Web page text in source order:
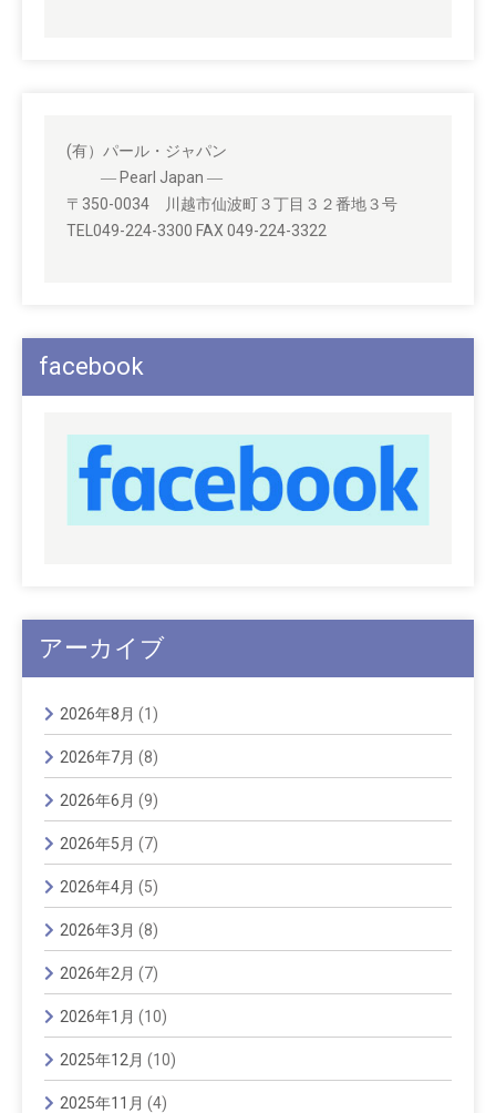
(有）パール・ジャパン
― Pearl Japan ―
〒350-0034 川越市仙波町３丁目３２番地３号
TEL049-224-3300 FAX 049-224-3322
facebook
アーカイブ
2026年8月 (1)
2026年7月 (8)
2026年6月 (9)
2026年5月 (7)
2026年4月 (5)
2026年3月 (8)
2026年2月 (7)
2026年1月 (10)
2025年12月 (10)
2025年11月 (4)